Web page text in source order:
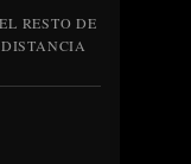
RESTO DE